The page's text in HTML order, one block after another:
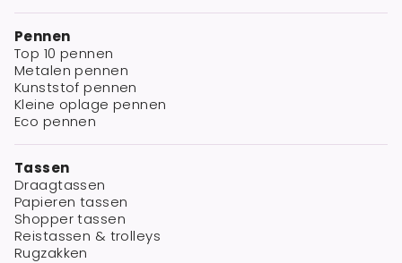
Pennen
Top 10 pennen
Metalen pennen
Kunststof pennen
Kleine oplage pennen
Eco pennen
Tassen
Draagtassen
Papieren tassen
Shopper tassen
Reistassen & trolleys
Rugzakken